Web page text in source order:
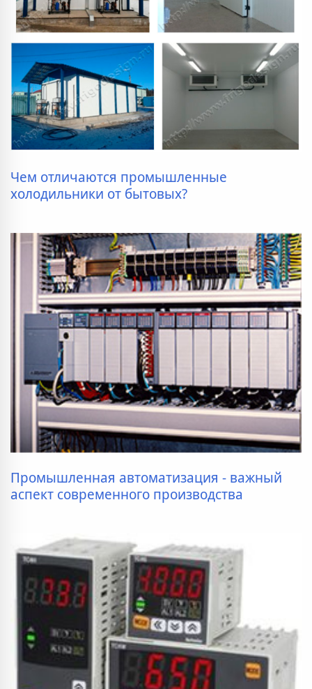
Чем отличаются промышленные
холодильники от бытовых?
Промышленная автоматизация - важный
аспект современного производства